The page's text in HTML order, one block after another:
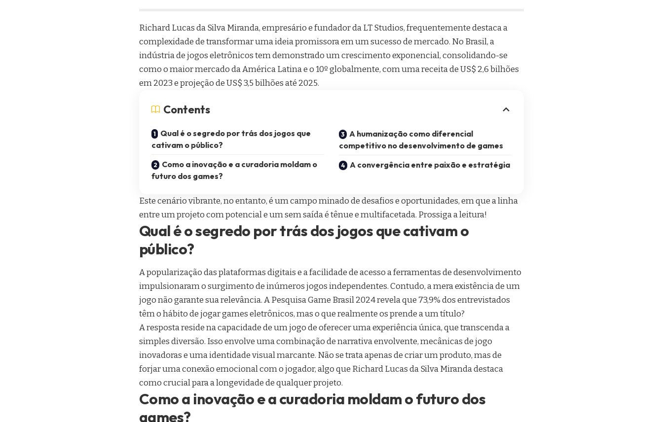
Richard Lucas da Silva Miranda, empresário e fundador da LT Studios, frequentemente destaca a
complexidade de transformar uma ideia promissora em um sucesso de mercado. No Brasil, a
indústria de jogos eletrônicos tem demonstrado um crescimento exponencial, consolidando-se
como o maior mercado da América Latina e o 10º globalmente, com uma receita de US$ 2,6 bilhões
em 2023 e projeção de US$ 3,5 bilhões até 2025.
Contents
Qual é o segredo por trás dos jogos que
cativam o público?
Como a inovação e a curadoria moldam o
futuro dos games?
A humanização como diferencial
competitivo no desenvolvimento de games
A convergência entre paixão e estratégia
Este cenário vibrante, no entanto, é um campo minado de desafios e oportunidades, em que a linha
entre um projeto com potencial e um sem saída é tênue e multifacetada. Prossiga a leitura!
Qual é o segredo por trás dos jogos que cativam o
público?
A popularização das plataformas digitais e a facilidade de acesso a ferramentas de desenvolvimento
impulsionaram o surgimento de inúmeros jogos independentes. Contudo, a mera existência de um
jogo não garante sua relevância. A Pesquisa Game Brasil 2024 revela que 73,9% dos entrevistados
têm o hábito de jogar games eletrônicos, mas o que realmente os prende a um título?
A resposta reside na capacidade de um jogo de oferecer uma experiência única, que transcenda a
simples diversão. Isso envolve uma combinação de narrativa envolvente, mecânicas de jogo
inovadoras e uma identidade visual marcante. Não se trata apenas de criar um produto, mas de
forjar uma conexão emocional com o jogador, algo que Richard Lucas da Silva Miranda destaca
como crucial para a longevidade de qualquer projeto.
Como a inovação e a curadoria moldam o futuro dos
games?